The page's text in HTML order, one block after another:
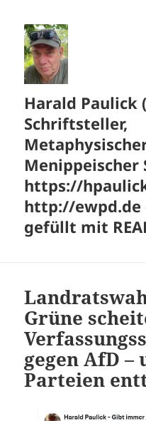
Harald Paulick
Schriftsteller,
https://
http://ewpd.de
gefüllt mit
Grüne
gegen AfD –
Parteien